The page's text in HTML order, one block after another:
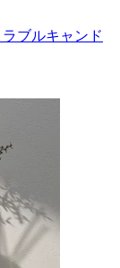
ブルキャンド